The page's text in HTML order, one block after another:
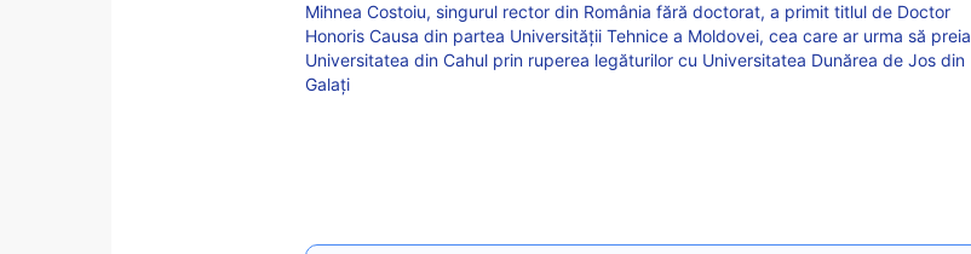
Mihnea Costoiu, singurul rector din România fără doctorat, a primit titlul de Doctor
Honoris Causa din partea Universității Tehnice a Moldovei, cea care ar urma să preia
Universitatea din Cahul prin ruperea legăturilor cu Universitatea Dunărea de Jos din
Galați